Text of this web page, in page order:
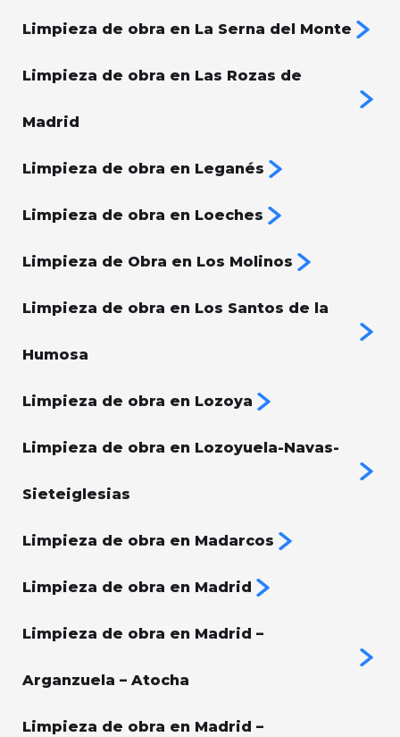
Limpieza de obra en La Serna del Monte
Limpieza de obra en Las Rozas de
Madrid
Limpieza de obra en Leganés
Limpieza de obra en Loeches
Limpieza de Obra en Los Molinos
Limpieza de obra en Los Santos de la
Humosa
Limpieza de obra en Lozoya
Limpieza de obra en Lozoyuela-Navas-
Sieteiglesias
Limpieza de obra en Madarcos
Limpieza de obra en Madrid
Limpieza de obra en Madrid –
Arganzuela – Atocha
Limpieza de obra en Madrid –